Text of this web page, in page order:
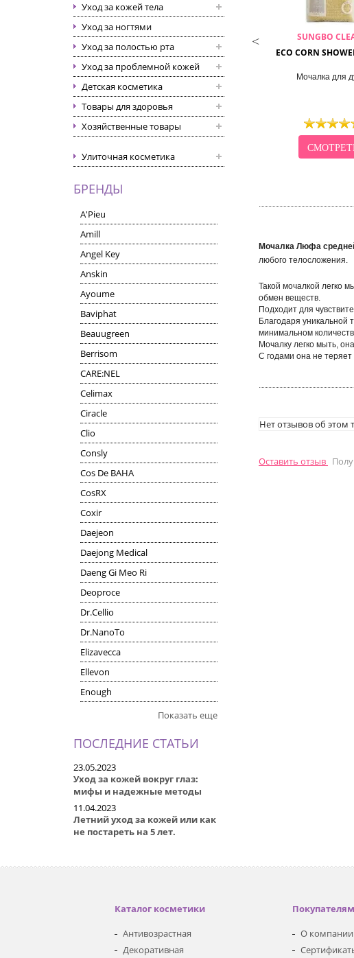
Уход за кожей тела
Уход за ногтями
Уход за полостью рта
Уход за проблемной кожей
Детская косметика
Товары для здоровья
Хозяйственные товары
Улиточная косметика
БРЕНДЫ
A'Pieu
Amill
Angel Key
Anskin
Ayoume
Baviphat
Beauugreen
Berrisom
CARE:NEL
Celimax
Ciracle
Clio
Consly
Cos De BAHA
CosRX
Coxir
Daejeon
Daejong Medical
Daeng Gi Meo Ri
Deoproce
Dr.Cellio
Dr.NanoTo
Elizavecca
Ellevon
Enough
Показать еще
ПОСЛЕДНИЕ СТАТЬИ
23.05.2023
Уход за кожей вокруг глаз:
мифы и надежные методы
11.04.2023
Летний уход за кожей или как
не постареть на 5 лет.
SHOWER TOWEL
Мочалка для душа
SUNGBO CLEAMY
CLEAN & BEAUTY ROLL WAVE
SHOWER TOWEL
Мочалка для душа
SUNGBO
ECO CORN
Мочалка для
Мочалка Люфа
любого телосложения.
Такой мочалкой легко
обмен веществ.
Подходит для
Благодаря уникальной
минимальном
Мочалку легко мыть,
С годами она не теряет
Нет отзывов об этом
Оставить отзыв
Каталог косметики
Антивозрастная
Декоративная
Покупателям
О компании